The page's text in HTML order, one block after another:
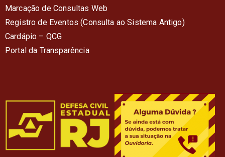
Marcação de Consultas Web
Registro de Eventos (Consulta ao Sistema Antigo)
Cardápio – QCG
Portal da Transparência